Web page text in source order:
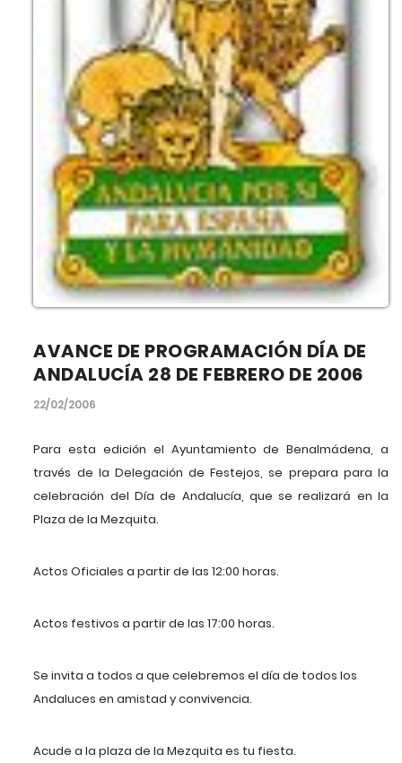
AVANCE DE PROGRAMACIÓN DÍA DE
ANDALUCÍA 28 DE FEBRERO DE 2006
22/02/2006
Para esta edición el Ayuntamiento de Benalmádena, a
través de la Delegación de Festejos, se prepara para la
celebración del Día de Andalucía, que se realizará en la
Plaza de la Mezquita.
Actos Oficiales a partir de las 12:00 horas.
Actos festivos a partir de las 17:00 horas.
Se invita a todos a que celebremos el día de todos los
Andaluces en amistad y convivencia.
Acude a la plaza de la Mezquita es tu fiesta.